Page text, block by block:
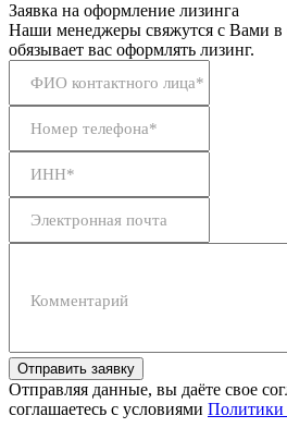
Заявка на оформление лизинга
Наши менеджеры свяжутся с Вами в
обязывает вас оформлять лизинг.
ФИО контактного лица*
Номер телефона*
ИНН*
Электронная почта
Комментарий
Отправить заявку
Отправляя данные, вы даёте свое
соглашаетесь с условиями Политики